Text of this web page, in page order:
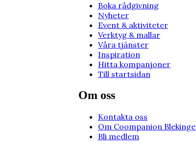
Boka rådgivning
Nyheter
Event & aktiviteter
Verktyg & mallar
Våra tjänster
Inspiration
Hitta kompanjoner
Till startsidan
Om oss
Kontakta oss
Om Coompanion Blekinge
Bli medlem